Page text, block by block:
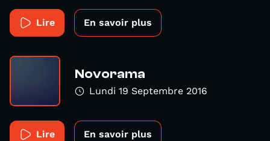
Lire En savoir plus
Novorama
Lundi 19 Septembre 2016
Lire En savoir plus